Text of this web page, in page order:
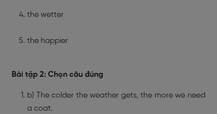
the wetter
the happier
Bài tập 2: Chọn câu đúng
b) The colder the weather gets, the more we need
a coat.